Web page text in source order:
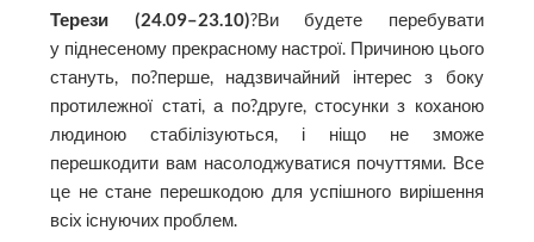
Терези (24.09–23.10)?Ви будете перебувати
у піднесеному прекрасному настрої. Причиною цього
стануть, по?перше, надзвичайний інтерес з боку
протилежної статі, а по?друге, стосунки з коханою
людиною стабілізуються, і ніщо не зможе
перешкодити вам насолоджуватися почуттями. Все
це не стане перешкодою для успішного вирішення
всіх існуючих проблем.